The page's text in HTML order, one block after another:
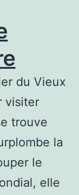
du Vieux
visiter
trouve
la
le
elle